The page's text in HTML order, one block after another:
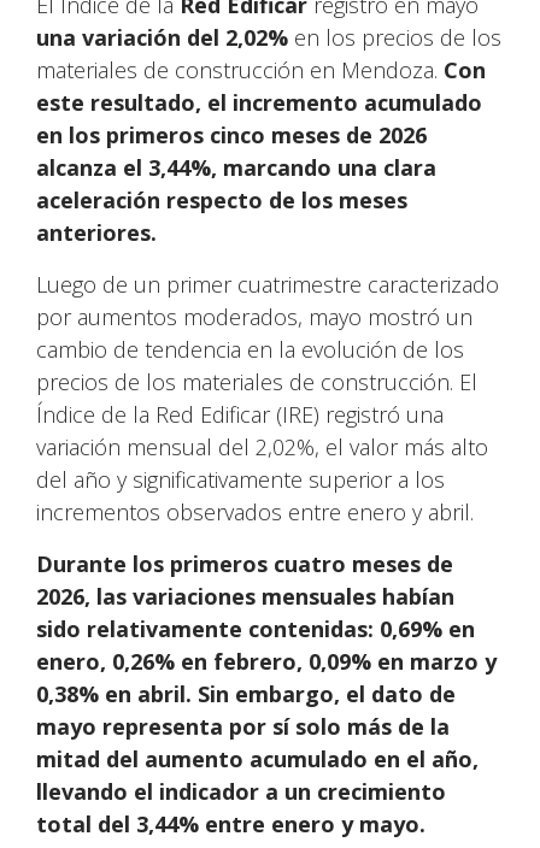
una variación del 2,02% en los precios de los
materiales de construcción en Mendoza. Con
este resultado, el incremento acumulado
en los primeros cinco meses de 2026
alcanza el 3,44%, marcando una clara
aceleración respecto de los meses
anteriores.
Luego de un primer cuatrimestre caracterizado
por aumentos moderados, mayo mostró un
cambio de tendencia en la evolución de los
precios de los materiales de construcción. El
Índice de la Red Edificar (IRE) registró una
variación mensual del 2,02%, el valor más alto
del año y significativamente superior a los
incrementos observados entre enero y abril.
Durante los primeros cuatro meses de
2026, las variaciones mensuales habían
sido relativamente contenidas: 0,69% en
enero, 0,26% en febrero, 0,09% en marzo y
0,38% en abril. Sin embargo, el dato de
mayo representa por sí solo más de la
mitad del aumento acumulado en el año,
llevando el indicador a un crecimiento
total del 3,44% entre enero y mayo.